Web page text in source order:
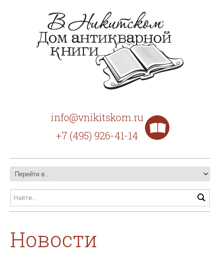
info@vnikitskom.ru
+7 (495) 926-41-14
Новости